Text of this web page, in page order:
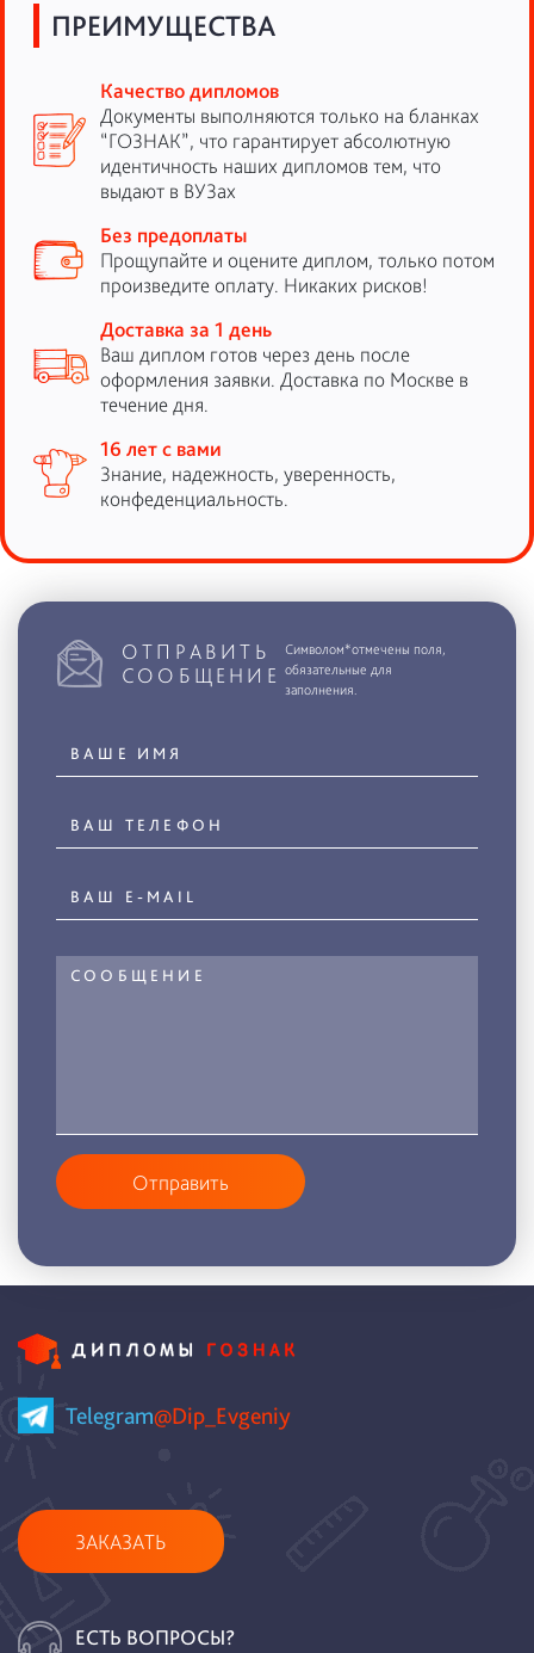
ПРЕИМУЩЕСТВА
Качество дипломов
Документы выполняются только на бланках
“ГОЗНАК”, что гарантирует абсолютную
идентичность наших дипломов тем, что
выдают в ВУЗах
Без предоплаты
Прощупайте и оцените диплом, только потом
произведите оплату. Никаких рисков!
Доставка за 1 день
Ваш диплом готов через день после
оформления заявки. Доставка по Москве в
течение дня.
16 лет с вами
Знание, надежность, уверенность,
конфеденциальность.
ОТПРАВИТЬ
СООБЩЕНИЕ
Символом*отмечены поля,
обязательные для
заполнения.
Отправить
Telegram@Dip_Evgeniy
ЗАКАЗАТЬ
ЕСТЬ ВОПРОСЫ?